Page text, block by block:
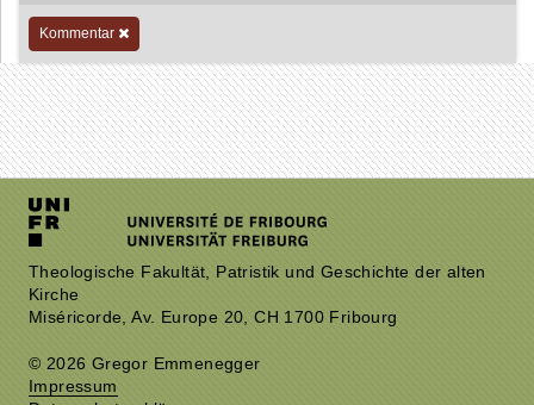
Kommentar
Theologische Fakultät, Patristik und Geschichte der alten
Kirche
Miséricorde, Av. Europe 20, CH 1700 Fribourg
© 2026 Gregor Emmenegger
Impressum